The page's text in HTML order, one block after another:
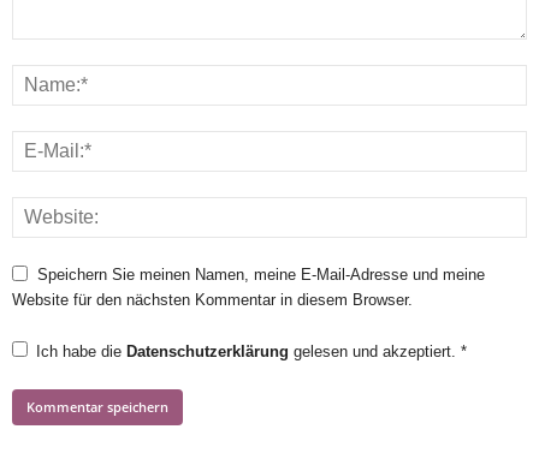
Speichern Sie meinen Namen, meine E-Mail-Adresse und meine
Website für den nächsten Kommentar in diesem Browser.
Ich habe die Datenschutzerklärung gelesen und akzeptiert. *